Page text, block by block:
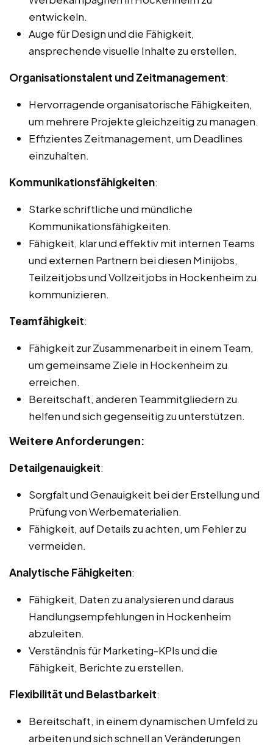
entwickeln.
Auge für Design und die Fähigkeit,
ansprechende visuelle Inhalte zu erstellen.
Organisationstalent und Zeitmanagement:
Hervorragende organisatorische Fähigkeiten,
um mehrere Projekte gleichzeitig zu managen.
Effizientes Zeitmanagement, um Deadlines
einzuhalten.
Kommunikationsfähigkeiten:
Starke schriftliche und mündliche
Kommunikationsfähigkeiten.
Fähigkeit, klar und effektiv mit internen Teams
und externen Partnern bei diesen Minijobs,
Teilzeitjobs und Vollzeitjobs in Hockenheim zu
kommunizieren.
Teamfähigkeit:
Fähigkeit zur Zusammenarbeit in einem Team,
um gemeinsame Ziele in Hockenheim zu
erreichen.
Bereitschaft, anderen Teammitgliedern zu
helfen und sich gegenseitig zu unterstützen.
Weitere Anforderungen:
Detailgenauigkeit:
Sorgfalt und Genauigkeit bei der Erstellung und
Prüfung von Werbematerialien.
Fähigkeit, auf Details zu achten, um Fehler zu
vermeiden.
Analytische Fähigkeiten:
Fähigkeit, Daten zu analysieren und daraus
Handlungsempfehlungen in Hockenheim
abzuleiten.
Verständnis für Marketing-KPIs und die
Fähigkeit, Berichte zu erstellen.
Flexibilität und Belastbarkeit:
Bereitschaft, in einem dynamischen Umfeld zu
arbeiten und sich schnell an Veränderungen